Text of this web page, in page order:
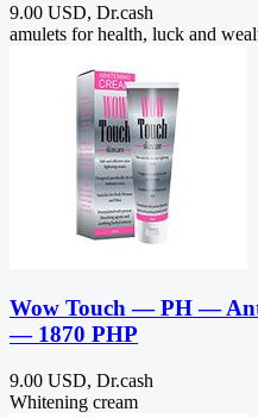
9.00 USD, Dr.cash
amulets for health, luck and
Wow Touch — PH —
— 1870 PHP
9.00 USD, Dr.cash
Whitening cream